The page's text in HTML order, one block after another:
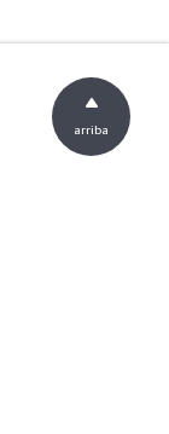
arriba